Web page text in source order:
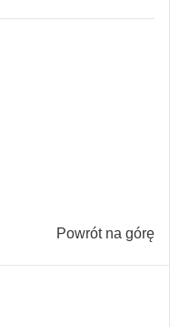
Powrót na górę